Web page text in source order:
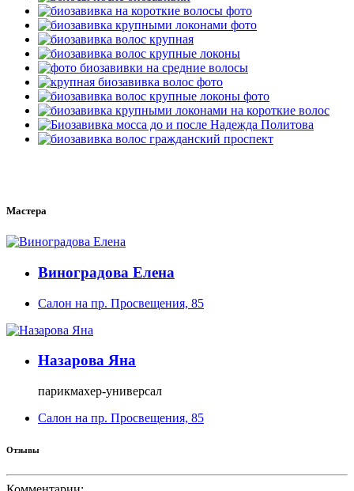
Мастера
Виноградова Елена
Салон на пр. Просвещения, 85
Назарова Яна
парикмахер-универсал
Салон на пр. Просвещения, 85
Отзывы